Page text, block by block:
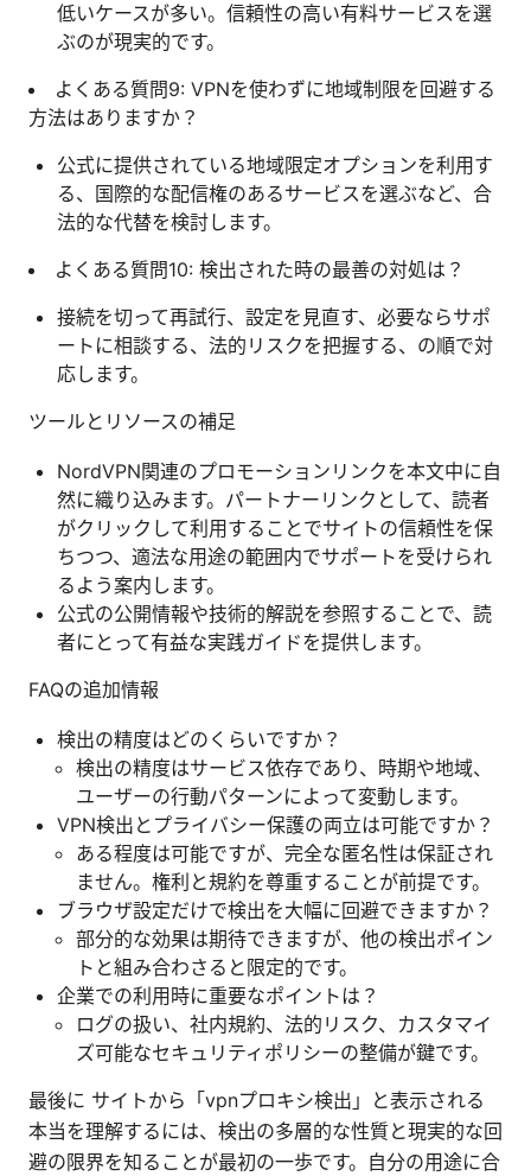
低いケースが多い。信頼性の高い有料サービスを選
ぶのが現実的です。
よくある質問9: VPNを使わずに地域制限を回避する
方法はありますか？
公式に提供されている地域限定オプションを利用す
る、国際的な配信権のあるサービスを選ぶなど、合
法的な代替を検討します。
よくある質問10: 検出された時の最善の対処は？
接続を切って再試行、設定を見直す、必要ならサポ
ートに相談する、法的リスクを把握する、の順で対
応します。
ツールとリソースの補足
NordVPN関連のプロモーションリンクを本文中に自
然に織り込みます。パートナーリンクとして、読者
がクリックして利用することでサイトの信頼性を保
ちつつ、適法な用途の範囲内でサポートを受けられ
るよう案内します。
公式の公開情報や技術的解説を参照することで、読
者にとって有益な実践ガイドを提供します。
FAQの追加情報
検出の精度はどのくらいですか？
検出の精度はサービス依存であり、時期や地域、
ユーザーの行動パターンによって変動します。
VPN検出とプライバシー保護の両立は可能ですか？
ある程度は可能ですが、完全な匿名性は保証され
ません。権利と規約を尊重することが前提です。
ブラウザ設定だけで検出を大幅に回避できますか？
部分的な効果は期待できますが、他の検出ポイン
トと組み合わさると限定的です。
企業での利用時に重要なポイントは？
ログの扱い、社内規約、法的リスク、カスタマイ
ズ可能なセキュリティポリシーの整備が鍵です。
最後に サイトから「vpnプロキシ検出」と表示される
本当を理解するには、検出の多層的な性質と現実的な回
避の限界を知ることが最初の一歩です。自分の用途に合